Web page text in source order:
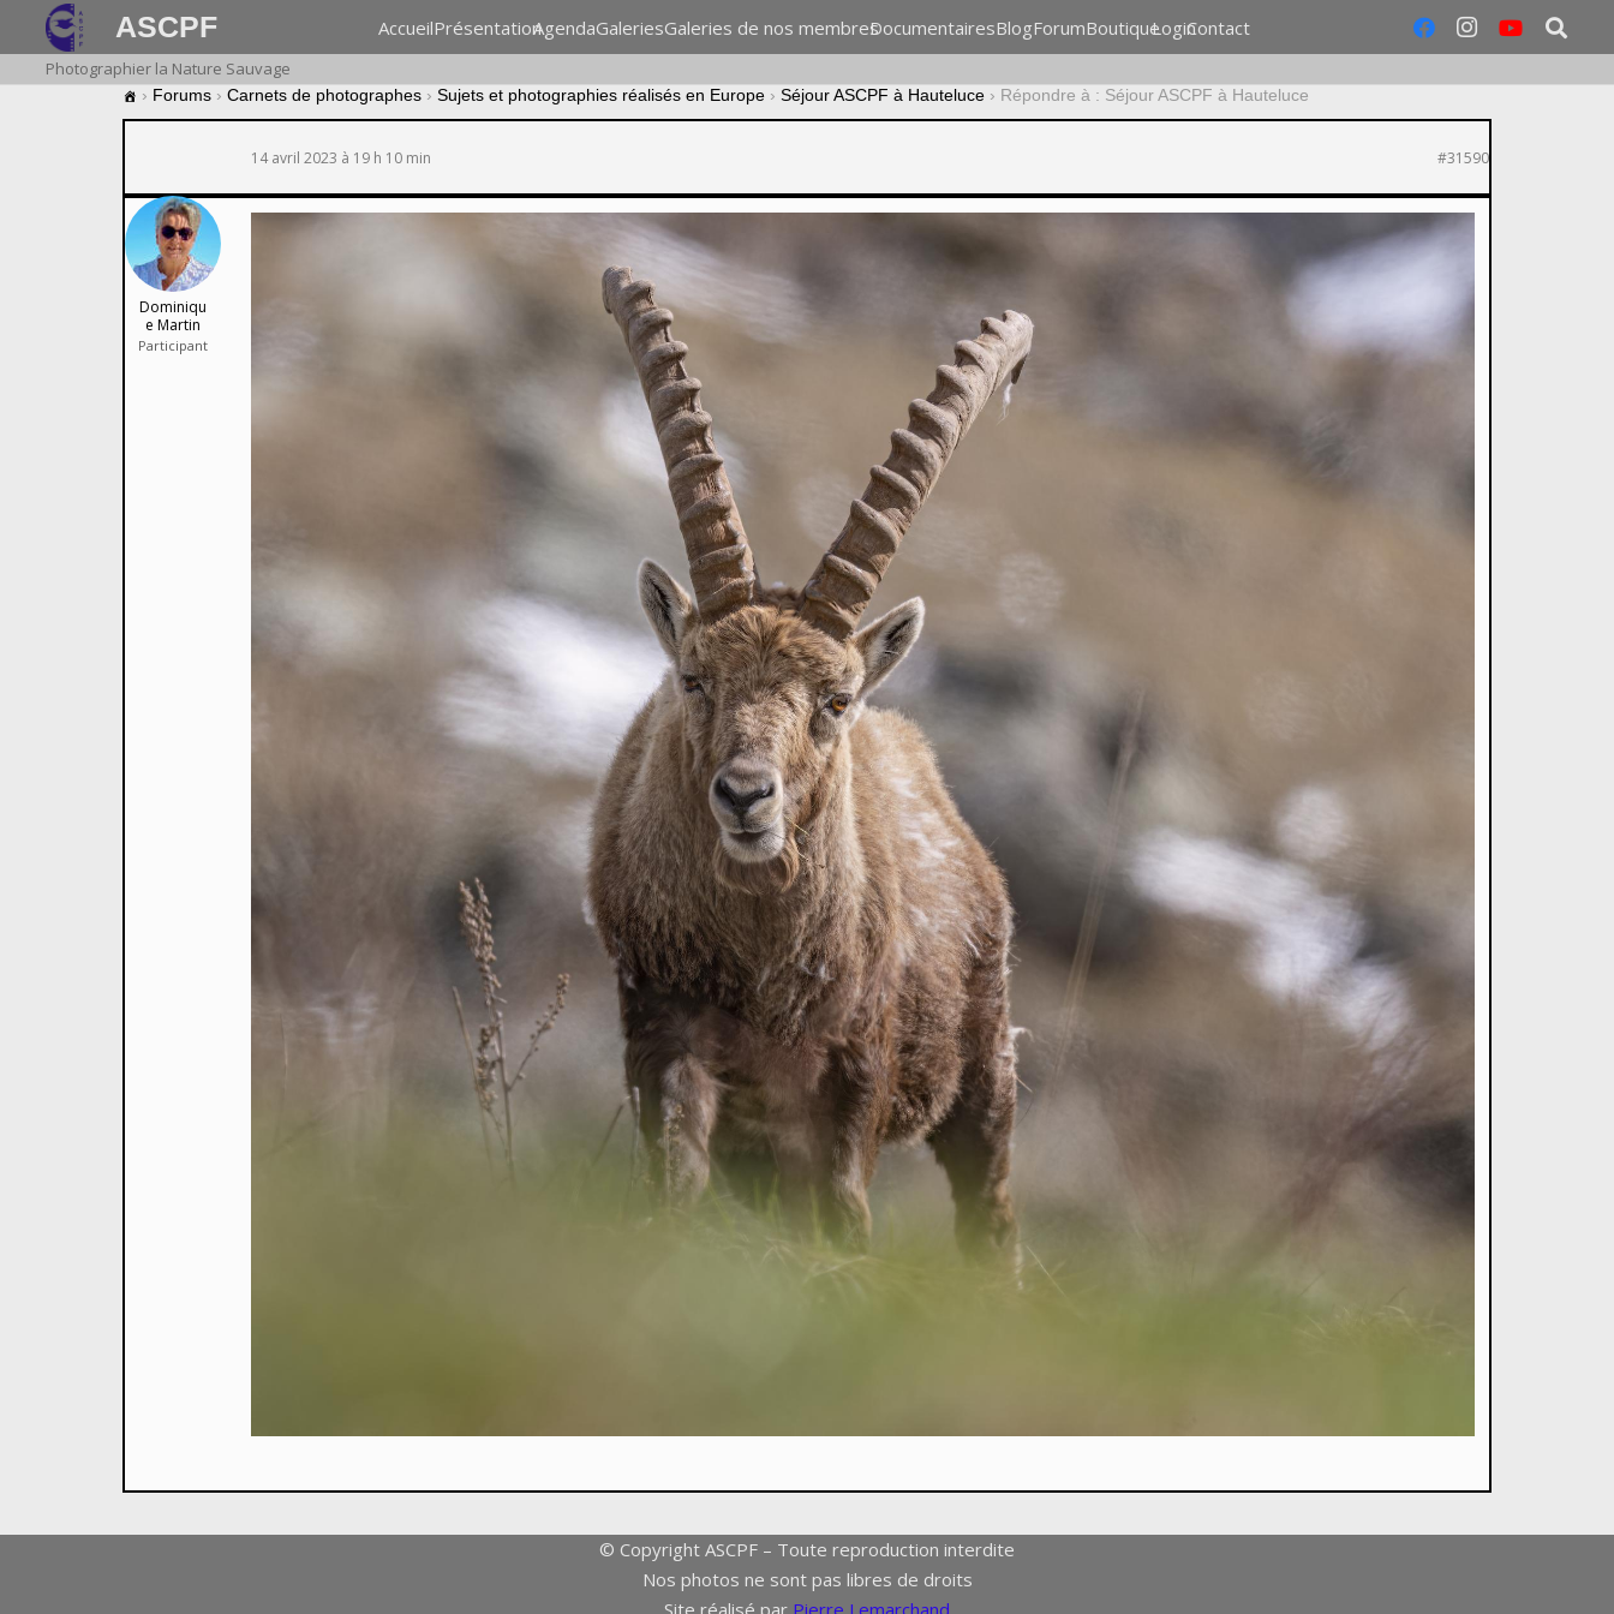
ASCPF AccueilPrésentationAgendaGaleriesGaleries de nos membresDocumentairesBlogForumBoutiqueLoginContact
Photographier la Nature Sauvage
› Forums › Carnets de photographes › Sujets et photographies réalisés en Europe › Séjour ASCPF à Hauteluce › Répondre à : Séjour ASCPF à Hauteluce
14 avril 2023 à 19 h 10 min #31590
Dominiqu
e Martin
Participant
© Copyright ASCPF – Toute reproduction interdite
Nos photos ne sont pas libres de droits